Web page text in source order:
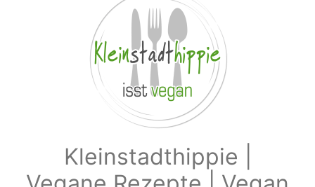
Kleinstadthippie |